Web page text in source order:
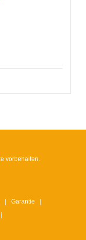
vorbehalten.
Garantie